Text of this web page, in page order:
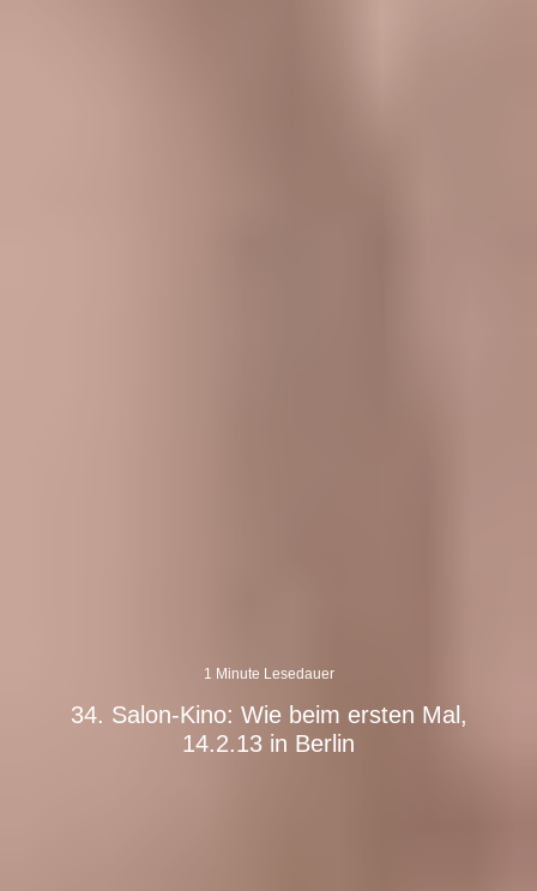
1 Minute Lesedauer
34. Salon-Kino: Wie beim ersten Mal,
14.2.13 in Berlin